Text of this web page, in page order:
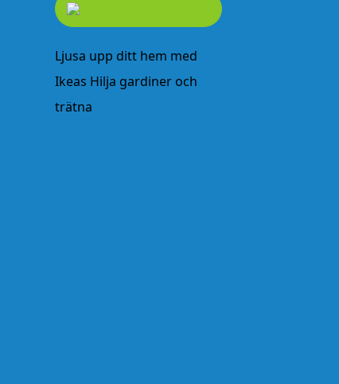
Ljusa upp ditt hem med
Ikeas Hilja gardiner och
trätna